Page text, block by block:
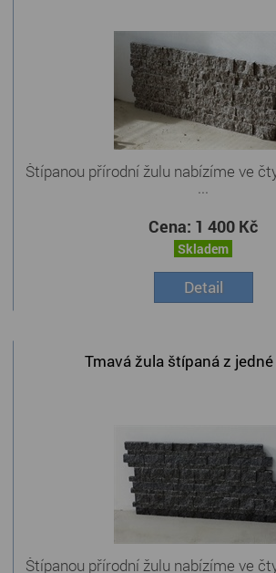
Štípanou přírodní žulu nabízíme ve
...
Cena: 1 400 Kč
Skladem
Detail
Tmavá žula štípaná z
Štípanou přírodní žulu nabízíme ve